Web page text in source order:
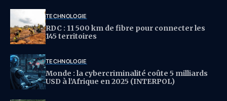
TECHNOLOGIE
RDC : 11 500 km de fibre pour connecter les
145 territoires
TECHNOLOGIE
Monde : la cybercriminalité coûte 5 milliards
USD à l’Afrique en 2025 (INTERPOL)